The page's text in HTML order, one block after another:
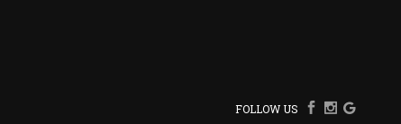
FOLLOW US